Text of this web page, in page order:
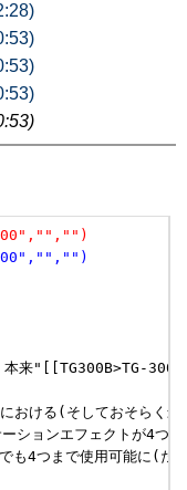
来"[[TG300B>TG-
おける(そしておそらく
ションエフェクトが4つ
も4つまで使用可能に(た